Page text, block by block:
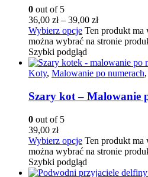
0 out of 5
36,00 zł– 39,00 zł
Wybierz opcje Ten produkt ma
można wybrać na stronie
Szybki podgląd
Koty, Malowanie po numerach,
Szary kot – Malowanie
0 out of 5
39,00 zł
Wybierz opcje Ten produkt ma
można wybrać na stronie
Szybki podgląd